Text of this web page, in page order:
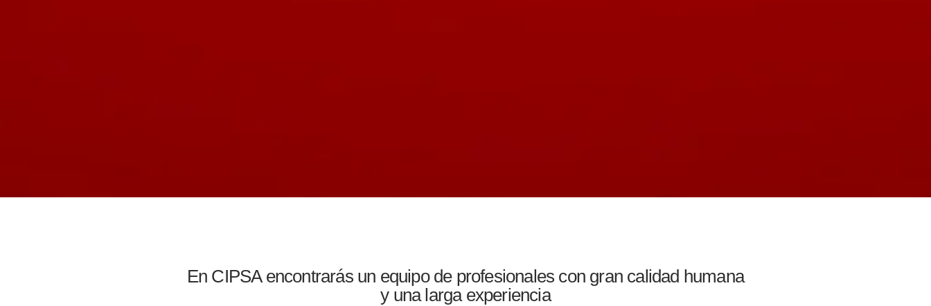
En CIPSA encontrarás un equipo de profesionales con gran calidad humana
y una larga experiencia